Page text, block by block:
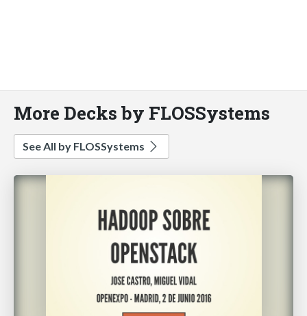
More Decks by FLOSSystems
See All by FLOSSystems